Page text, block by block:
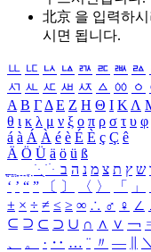
北京 을 입력하시
시면 됩니다.
ㅥ ㅦ ㅧ ㅨ ㅩ ㅪ ㅫ ㅬ
ㅺ ㅻ ㅼ ㅽ ㅾ ㅿ ㆀ ㆁ
Α Β ΓΔ Ε Ζ Η Θ Ι ΚΛ
θ ι κ λ μ ν ξ ο π ρ σ τ υ φ
á à Á À é è É È ç Ç ê
Ä Ö Ü ä ö ü ß
ִֶֹ ֻּ ׁׂ ש ץ ת צ מ נ ה ב
‘ ’ “ ” 〔 〕 〈 〉 「 」
± × ÷ ≠ ≤ ≥ ∞ ∴ ♂ ♀ ∠
⊆ ⊇ ⊂ ⊃ ∪ ∩ ∧ ∨ ￢
、
。 · ‥ … ¨ 〃 ― ＼